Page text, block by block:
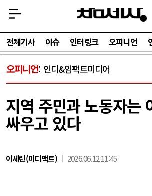
전체기사 이슈 인터링크 오피니언
오피니언 인디&임팩트미디어
지역 주민과 노동자는
싸우고 있다
이세린(미디액트) 2026.06.12 11:45